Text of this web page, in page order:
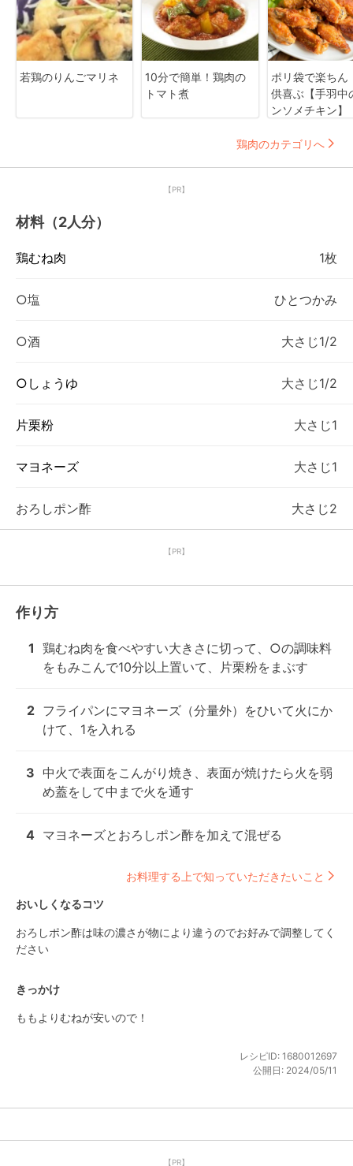
若鶏のりんごマリネ
10分で簡単！鶏肉の
トマト煮
ポリ袋で楽ちん
供喜ぶ【手羽中
ンソメチキン】
鶏肉のカテゴリへ
【PR】
材料（2人分）
鶏むね肉 1枚
○塩 ひとつかみ
○酒 大さじ1/2
○しょうゆ 大さじ1/2
片栗粉 大さじ1
マヨネーズ 大さじ1
おろしポン酢 大さじ2
【PR】
作り方
1 鶏むね肉を食べやすい大きさに切って、○の調味料
をもみこんで10分以上置いて、片栗粉をまぶす
2 フライパンにマヨネーズ（分量外）をひいて火にか
けて、1を入れる
3 中火で表面をこんがり焼き、表面が焼けたら火を弱
め蓋をして中まで火を通す
4 マヨネーズとおろしポン酢を加えて混ぜる
お料理する上で知っていただきたいこと
おいしくなるコツ
おろしポン酢は味の濃さが物により違うのでお好みで調整してく
ださい
きっかけ
ももよりむねが安いので！
レシピID: 1680012697
公開日: 2024/05/11
【PR】